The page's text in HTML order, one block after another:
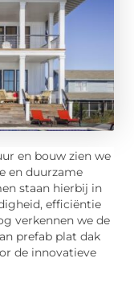
en bouw zien we
en duurzame
staan hierbij in
efficiëntie
verkennen we de
prefab plat dak
de innovatieve